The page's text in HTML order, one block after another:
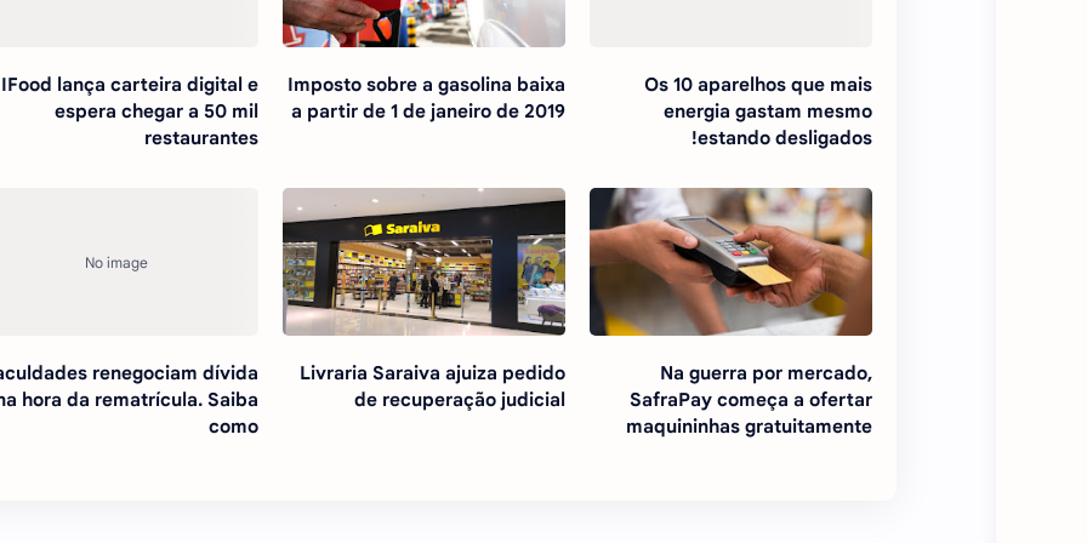
Os 10 aparelhos que mais
energia gastam mesmo
estando desligados!
Imposto sobre a gasolina baixa
a partir de 1 de janeiro de 2019
IFood lança carteira digital e
espera chegar a 50 mil
restaurantes
Na guerra por mercado,
SafraPay começa a ofertar
maquininhas gratuitamente
Livraria Saraiva ajuiza pedido
de recuperação judicial
renegociam dívida
hora da rematrícula. Saiba
como